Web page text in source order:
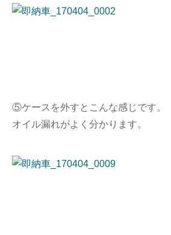
⑤ケースを外すとこんな感じです。
オイル漏れがよく分かります。